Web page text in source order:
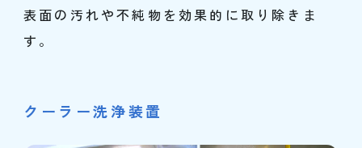
表面の汚れや不純物を効果的に取り除きま
す。
クーラー洗浄装置